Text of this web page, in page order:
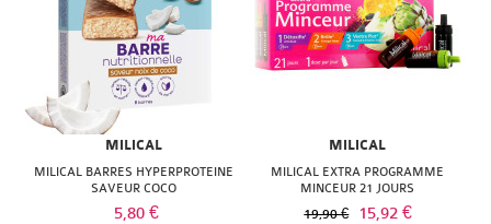
MILICAL
MILICAL BARRES HYPERPROTEINE
SAVEUR COCO
5,80 €
MILICAL
MILICAL EXTRA PROGRAMME
MINCEUR 21 JOURS
19,90 € 15,92 €